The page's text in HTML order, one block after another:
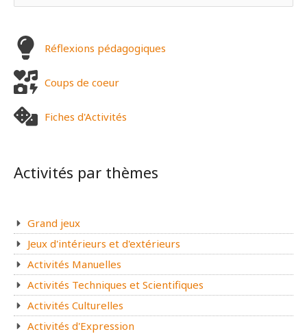
e
h
r
r
Réflexions pédagogiques
Coups de coeur
Fiches d'Activités
Activités par thèmes
Grand jeux
Jeux d'intérieurs et d'extérieurs
Activités Manuelles
Activités Techniques et Scientifiques
Activités Culturelles
Activités d'Expression